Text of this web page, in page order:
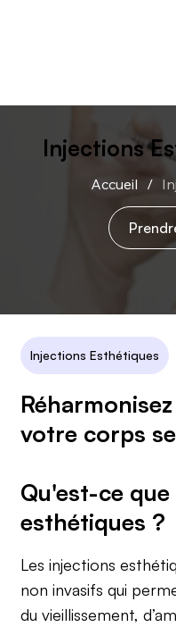
Injections
Accueil /
Injections Esthétiques
votre corps
Qu'est-ce
esthétiques ?
Les injections
non invasifs qui
du vieillissement,